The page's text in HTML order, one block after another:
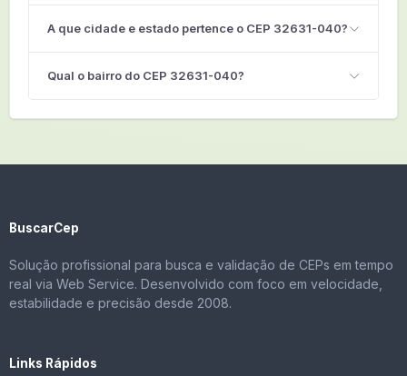
A que cidade e estado pertence o CEP 32631-040?
Qual o bairro do CEP 32631-040?
BuscarCep
Solução profissional para busca e validação de CEPs em tempo
real via Web Service. Desenvolvido com foco em velocidade,
estabilidade e precisão desde 2008.
Links Rápidos